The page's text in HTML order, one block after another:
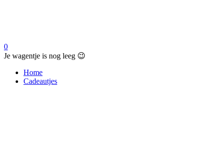
0
Je wagentje is nog leeg 😉
Home
Cadeautjes